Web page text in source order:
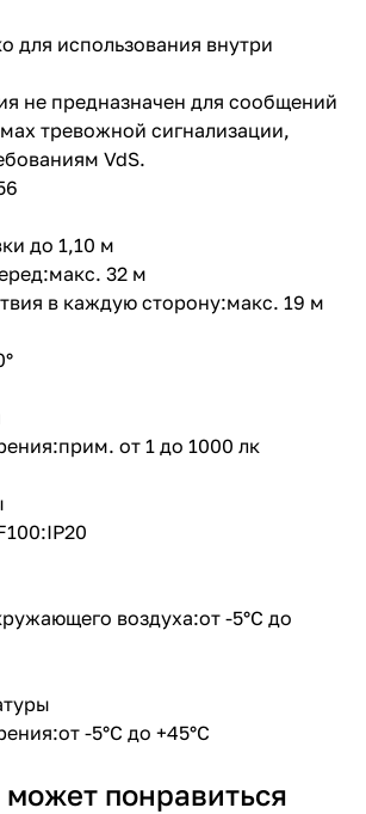
для использования внутри
не предназначен для сообщений
тревожной сигнализации,
VdS.
до 1,10 м
32 м
в каждую сторону:макс. 19 м
от 1 до 1000 лк
воздуха:от -5°C до
-5°C до +45°C
понравиться